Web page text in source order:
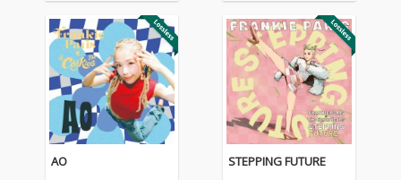
前で封印されていた未
発表音源が、2025年末
にリリースされる。恋
するふたりが共有す
る“数秒間のロマン
ス”を描いたロマンティ
ックなラヴァーズ・チ
ューン。
とプロデューサー集団
「The:) Cookies」が６
曲入りアルバムをリリ
ース。全曲フルバンド
で構成された１００％
メロディックサウンド
で 哀愁漂うレゲエ x メ
ロディックスカパンク
の傑作がここに誕
生！！
AO STEPPING FUTURE